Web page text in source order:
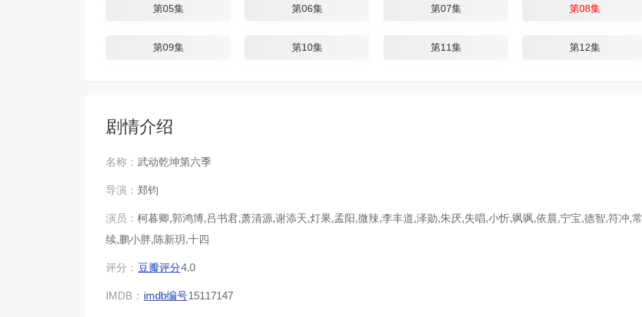
第05集 第06集 第07集 第08集
第09集 第10集 第11集 第12集
剧情介绍
名称： 武动乾坤第六季
导演： 郑钧
演员： 柯暮卿,郭鸿博,吕书君,萧清源,谢添天,灯果,孟阳,微辣,李丰道,泽勋,朱厌,失唱,小忻,飒飒,依晨,宁宝,德智,符冲,常
续,鹏小胖,陈新玥,十四
评分： 豆瓣评分4.0
IMDB： imdb编号15117147